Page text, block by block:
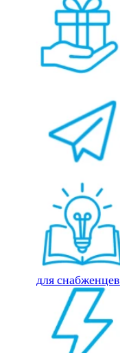
для снабженцев